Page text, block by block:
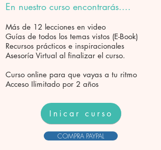
En nuestro curso encontrarás....
Más de 12 lecciones en video
Guías de todos los temas vistos (E-Book)
Recursos prácticos e inspiracionales
Asesoría Virtual al finalizar el curso.
Curso online para que vayas a tu ritmo
Acceso Ilimitado por 2 años
Inicar curso
COMPRA PAYPAL